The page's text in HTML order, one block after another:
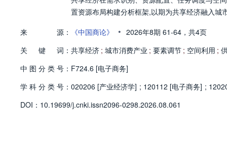
置资源布局构建分析框架,以期为共享经济融入
来
源： 《中国商论》 • 2026年8期 61-64， 共4页
关
键 词： 共享经济 ; 城市消费产业 ; 要素调节 ; 空间利用 ;
中 图 分 类 号： F724.6 [电子商务]
学 科 分 类 号： 020206 [产业经济学] ; 120112 [电子商务] ;
DOI： 10.19699/j.cnki.issn2096-0298.2026.08.061